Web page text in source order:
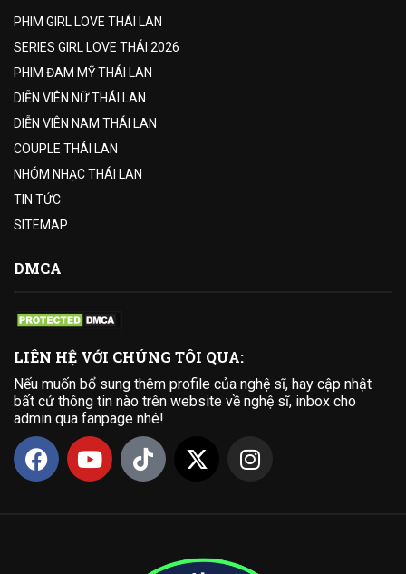
PHIM GIRL LOVE THÁI LAN
SERIES GIRL LOVE THÁI 2026
PHIM ĐAM MỸ THÁI LAN
DIỄN VIÊN NỮ THÁI LAN
DIỄN VIÊN NAM THÁI LAN
COUPLE THÁI LAN
NHÓM NHẠC THÁI LAN
TIN TỨC
SITEMAP
DMCA
LIÊN HỆ VỚI CHÚNG TÔI QUA:
Nếu muốn bổ sung thêm profile của nghệ sĩ, hay cập nhật
bất cứ thông tin nào trên website về nghệ sĩ, inbox cho
admin qua fanpage nhé!